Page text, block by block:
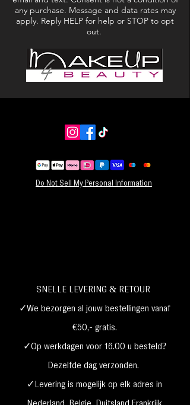
met een luchtiger penseel voor een meer all-over
glans. U kunt ook uw vingertoppen gebruiken om
het gewenste effect te creëren.
any purchase. Message and data rates may
apply. Reply HELP for help or STOP to opt
out.
Do Not Sell My Personal Information
SNELLE LEVERING & RETOUR
✓We bezorgen al jouw bestellingen vanaf
€50,- gratis.
✓Op werkdagen voor 16.00 u besteld?
Dezelfde dag verzonden.
✓Levering is mogelijk op elk adres in